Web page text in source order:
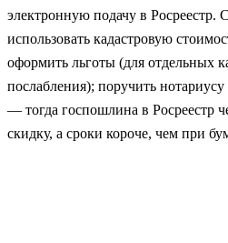
электронную подачу в Росреестр.
использовать кадастровую
оформить льготы (для отдельных
послабления); поручить
— тогда госпошлина в Росреестр
скидку, а сроки короче, чем при